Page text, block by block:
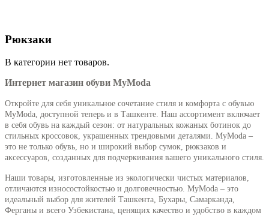
Рюкзаки
В категории нет товаров.
Интернет магазин обуви MyModa
Откройте для себя уникальное сочетание стиля и комфорта с обувью
MyModa, доступной теперь и в Ташкенте. Наш ассортимент включает
в себя обувь на каждый сезон: от натуральных кожаных ботинок до
стильных кроссовок, украшенных трендовыми деталями. MyModa –
это не только обувь, но и широкий выбор сумок, рюкзаков и
аксессуаров, созданных для подчеркивания вашего уникального стиля.
Наши товары, изготовленные из экологически чистых материалов,
отличаются износостойкостью и долговечностью. MyModa – это
идеальный выбор для жителей Ташкента, Бухары, Самарканда,
Ферганы и всего Узбекистана, ценящих качество и удобство в каждом